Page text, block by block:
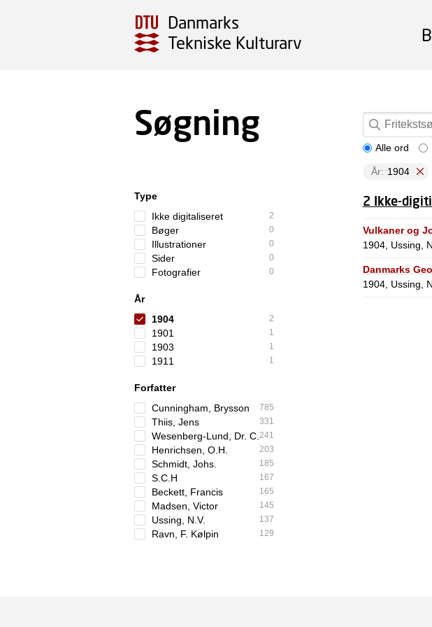
Danmarks
Tekniske Kulturarv
Søgning
Alle ord
År: 1904
Type
Ikke digitaliseret
2
Bøger 0
Illustrationer 0
Sider 0
Fotografier 0
År
1904
2
1901 1
1903 1
1911 1
Forfatter
Cunningham, Brysson
785
Thiis, Jens 331
Wesenberg-Lund, Dr. C. 241
Henrichsen, O.H. 203
Schmidt, Johs. 185
S.C.H 167
Beckett, Francis 165
Madsen, Victor 145
Ussing, N.V. 137
Ravn, F. Kølpin 129
2 Ikke-
Vulkaner og
1904, Ussing,
Danmarks
1904, Ussing,